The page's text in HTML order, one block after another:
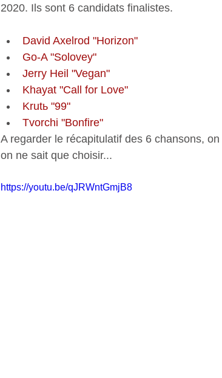
2020. Ils sont 6 candidats finalistes.
David Axelrod "Horizon"
Go-A "Solovey"
Jerry Heil "Vegan"
Khayat "Call for Love"
Krutь "99"
Tvorchi "Bonfire"
A regarder le récapitulatif des 6 chansons,
on ne sait que choisir...
https://youtu.be/qJRWntGmjB8